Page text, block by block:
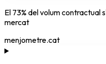
El 73% del volum contractual
mercat
menjometre.cat